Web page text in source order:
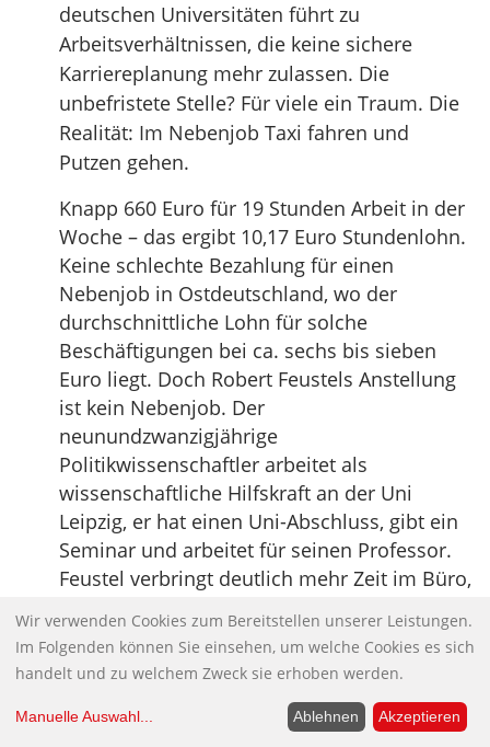
deutschen Universitäten führt zu
Arbeitsverhältnissen, die keine sichere
Karriereplanung mehr zulassen. Die
unbefristete Stelle? Für viele ein Traum. Die
Realität: Im Nebenjob Taxi fahren und
Putzen gehen.
Knapp 660 Euro für 19 Stunden Arbeit in der
Woche – das ergibt 10,17 Euro Stundenlohn.
Keine schlechte Bezahlung für einen
Nebenjob in Ostdeutschland, wo der
durchschnittliche Lohn für solche
Beschäftigungen bei ca. sechs bis sieben
Euro liegt. Doch Robert Feustels Anstellung
ist kein Nebenjob. Der
neunundzwanzigjährige
Politikwissenschaftler arbeitet als
wissenschaftliche Hilfskraft an der Uni
Leipzig, er hat einen Uni-Abschluss, gibt ein
Seminar und arbeitet für seinen Professor.
Feustel verbringt deutlich mehr Zeit im Büro,
mittlerweile üblich, halbe Stellen zu bezahlen
und 40 Stunden arbeiten zu lassen”, sagt
die noch studiert, bekommt Arbeitslosengeld
Wir verwenden Cookies zum Bereitstellen unserer Leistungen.
Im Folgenden können Sie einsehen, um welche Cookies es sich
handelt und zu welchem Zweck sie erhoben werden.
Manuelle Auswahl... Ablehnen Akzeptieren